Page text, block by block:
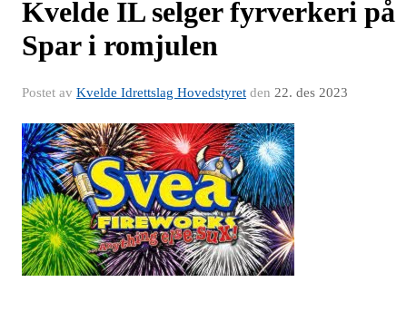
Kvelde IL selger fyrverkeri på
Spar i romjulen
Postet av Kvelde Idrettslag Hovedstyret den 22. des 2023